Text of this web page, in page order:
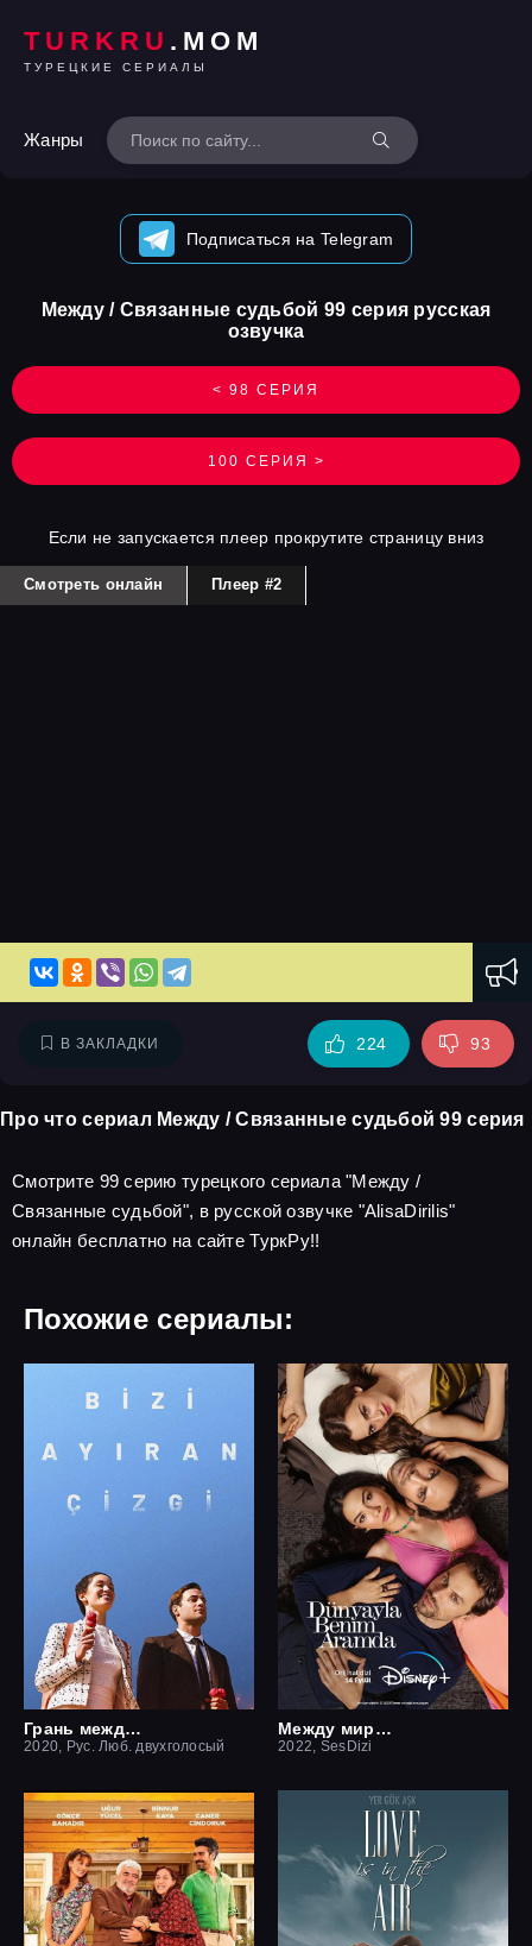
TURKRU .MOM
ТУРЕЦКИЕ СЕРИАЛЫ
Жанры
Подписаться на Telegram
< 98 СЕРИЯ
Между / Связанные судьбой 99 серия русская
озвучка
100 СЕРИЯ >
Если не запускается плеер прокрутите страницу вниз
Смотреть онлайн Плеер #2
В ЗАКЛАДКИ 224 93
Про что сериал Между / Связанные судьбой 99 серия
Смотрите 99 серию турецкого сериала "Между /
Связанные судьбой", в русской озвучке "AlisaDirilis"
онлайн бесплатно на сайте ТуркРу!!
Похожие сериалы:
Грань между нами
2020, Рус. Люб. двухголосый
Между миром и мной
2022, SesDizi